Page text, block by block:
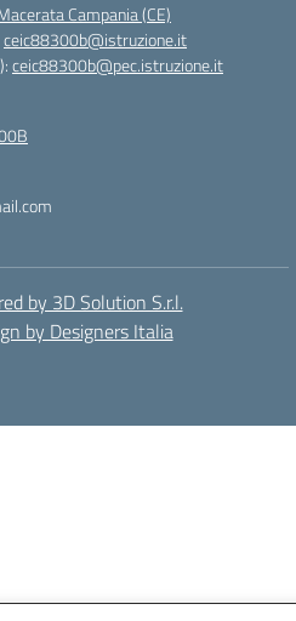
Campania (CE)
ceic88300b@istruzione.it
ceic88300b@pec.istruzione.it
by 3D Solution S.r.l.
by Designers Italia